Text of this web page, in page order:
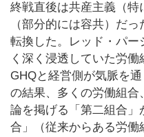
終戦直後は共産主義（
（部分的には容共）だ
転換した。レッド・パ
く深く浸透していた労働
GHQと経営側が気脈を
の結果、多くの労働組
論を掲げる「第二組合」
合」（従来からある労働